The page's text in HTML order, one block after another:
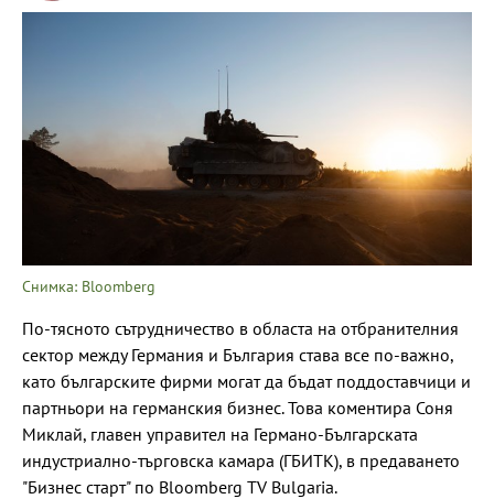
Снимка: Bloomberg
По-тясното сътрудничество в областа на отбранителния
сектор между Германия и България става все по-важно,
като българските фирми могат да бъдат поддоставчици и
партньори на германския бизнес. Това коментира Соня
Миклай, главен управител на Германо-Българската
индустриално-търговска камара (ГБИТК), в предаването
"Бизнес старт" по Bloomberg TV Bulgaria.